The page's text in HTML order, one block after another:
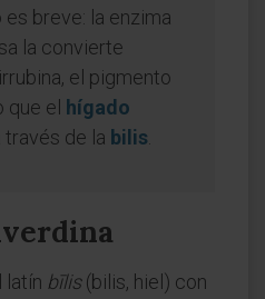
breve: la enzima
la convierte
el pigmento
que el
hígado
través de la bilis
latín bīlis(bilis, hiel) con